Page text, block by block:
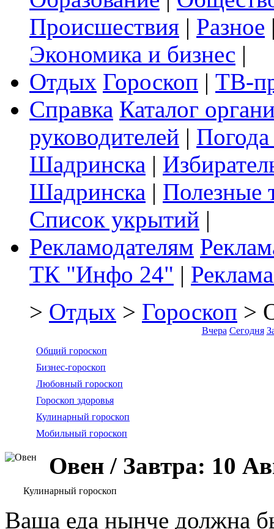
Происшествия | Разное
Экономика и бизнес |
Отдых Гороскоп | ТВ-
Справка Каталог
руководителей |
Шадринска |
Шадринска | Полезные
Список укрытий |
Рекламодателям
ТК "Инфо 24" |
> Отдых > Гороскоп >
Вчера Сегодня
Общий гороскоп
Бизнес-гороскоп
Любовный гороскоп
Гороскоп здоровья
Кулинарный гороскоп
Мобильный гороскоп
Овен / Завтра: 10
Кулинарный гороскоп
Ваша еда нынче должна